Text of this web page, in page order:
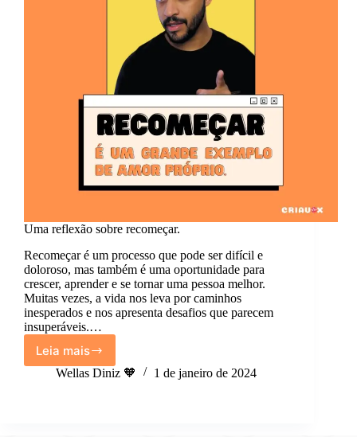
Uma reflexão sobre recomeçar.
Recomeçar é um processo que pode ser difícil e
doloroso, mas também é uma oportunidade para
crescer, aprender e se tornar uma pessoa melhor.
Muitas vezes, a vida nos leva por caminhos
inesperados e nos apresenta desafios que parecem
insuperáveis.…
Leia mais
Uma
reflexão
Wellas Diniz 🧡 1 de janeiro de 2024